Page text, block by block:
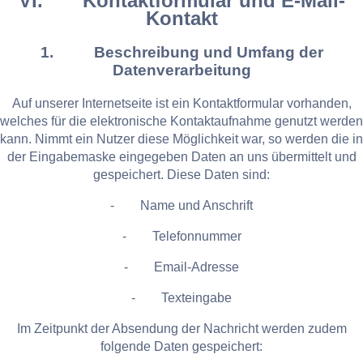
Kontakt
1. Beschreibung und Umfang der
Datenverarbeitung
Auf unserer Internetseite ist ein Kontaktformular vorhanden,
welches für die elektronische Kontaktaufnahme genutzt werden
kann. Nimmt ein Nutzer diese Möglichkeit war, so werden die in
der Eingabemaske eingegeben Daten an uns übermittelt und
gespeichert. Diese Daten sind:
- Name und Anschrift
- Telefonnummer
- Email-Adresse
- Texteingabe
Im Zeitpunkt der Absendung der Nachricht werden zudem
folgende Daten gespeichert: